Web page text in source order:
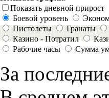
Показать дневной прирост
Боевой уровень
Пистолеты
Гранаты
Казино - Потратил
Рабочие часы
Сумма
За